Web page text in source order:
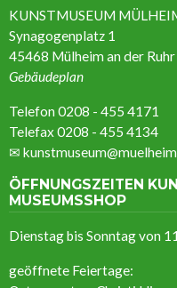
KUNSTMUSEUM
Synagogenplatz 1
45468 Mülheim an der Ruhr
Gebäudeplan
Telefon 0208 - 455 4171
Telefax 0208 - 455 4134
✉
ÖFFNUNGSZEITEN
MUSEUMSSHOP
Dienstag bis Sonntag von
geöffnete Feiertage: